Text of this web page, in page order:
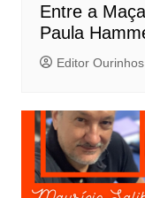
Entre a
Paula
Editor